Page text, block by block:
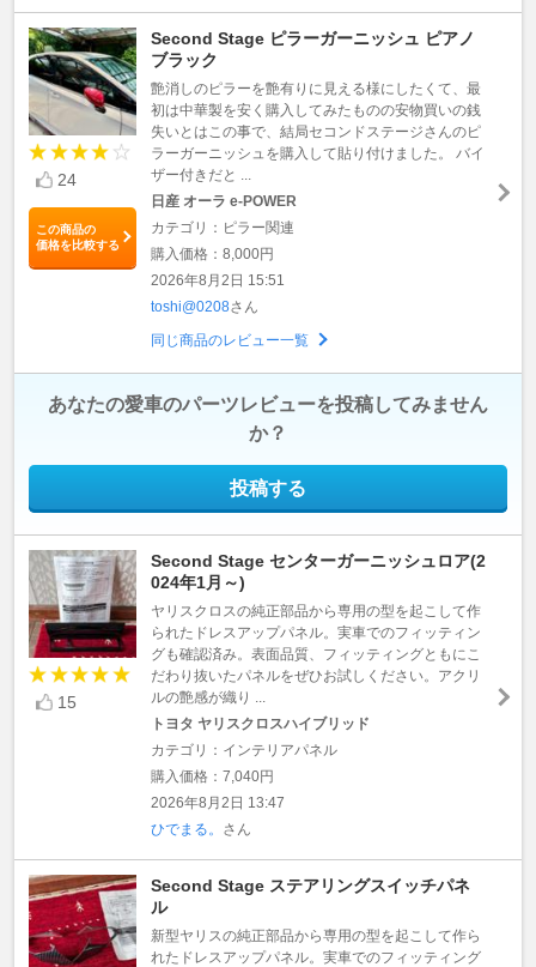
24
この商品の
価格を比較する
Second Stage ピラーガーニッシュ ピアノ
ブラック
艶消しのピラーを艶有りに見える様にしたくて、最
初は中華製を安く購入してみたものの安物買いの銭
失いとはこの事で、結局セコンドステージさんのピ
ラーガーニッシュを購入して貼り付けました。 バイ
ザー付きだと ...
日産 オーラ e-POWER
カテゴリ：ピラー関連
購入価格：8,000円
2026年8月2日 15:51
toshi@0208さん
同じ商品のレビュー一覧
あなたの愛車のパーツレビューを投稿してみません
か？
投稿する
15
Second Stage センターガーニッシュロア(2
024年1月～)
ヤリスクロスの純正部品から専用の型を起こして作
られたドレスアップパネル。実車でのフィッティン
グも確認済み。表面品質、フィッティングともにこ
だわり抜いたパネルをぜひお試しください。アクリ
ルの艶感が織り ...
トヨタ ヤリスクロスハイブリッド
カテゴリ：インテリアパネル
購入価格：7,040円
2026年8月2日 13:47
ひでまる。 さん
Second Stage ステアリングスイッチパネ
ル
新型ヤリスの純正部品から専用の型を起こして作ら
れたドレスアップパネル。実車でのフィッティング